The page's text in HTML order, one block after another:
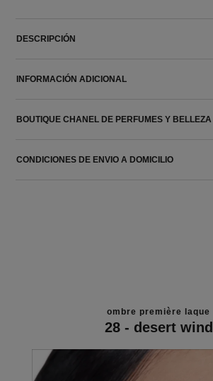
DESCRIPCIÓN
INFORMACIÓN ADICIONAL
BOUTIQUE CHANEL DE PERFUMES Y BELLEZA
CONDICIONES DE ENVIO A DOMICILIO
ombre première laque
28 - desert wind